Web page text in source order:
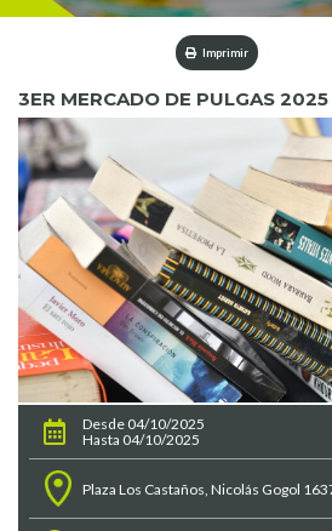
Imprimir
3ER MERCADO DE PULGAS 2025
Desde 04/10/2025
Hasta 04/10/2025
Plaza Los Castaños, Nicolás Gogol